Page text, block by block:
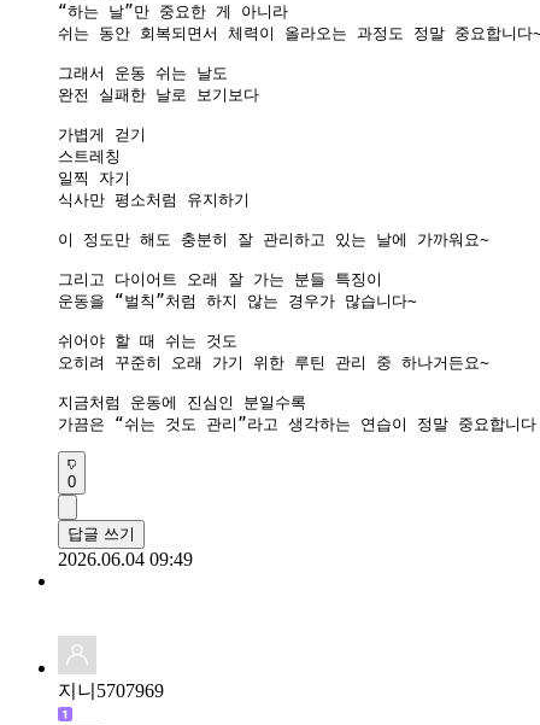
“하는 날”만 중요한 게 아니라
쉬는 동안 회복되면서 체력이 올라오는 과정도 정말 중요합니다
그래서 운동 쉬는 날도
완전 실패한 날로 보기보다
가볍게 걷기
스트레칭
일찍 자기
식사만 평소처럼 유지하기
이 정도만 해도 충분히 잘 관리하고 있는 날에 가까워요~
그리고 다이어트 오래 잘 가는 분들 특징이
운동을 “벌칙”처럼 하지 않는 경우가 많습니다~
쉬어야 할 때 쉬는 것도
오히려 꾸준히 오래 가기 위한 루틴 관리 중 하나거든요~
지금처럼 운동에 진심인 분일수록
가끔은 “쉬는 것도 관리”라고 생각하는 연습이 정말 중요합니다
0
답글 쓰기
2026.06.04 09:49
지니5707969